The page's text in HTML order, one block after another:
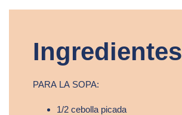
Ingredientes
PARA LA SOPA:
1/2 cebolla picada